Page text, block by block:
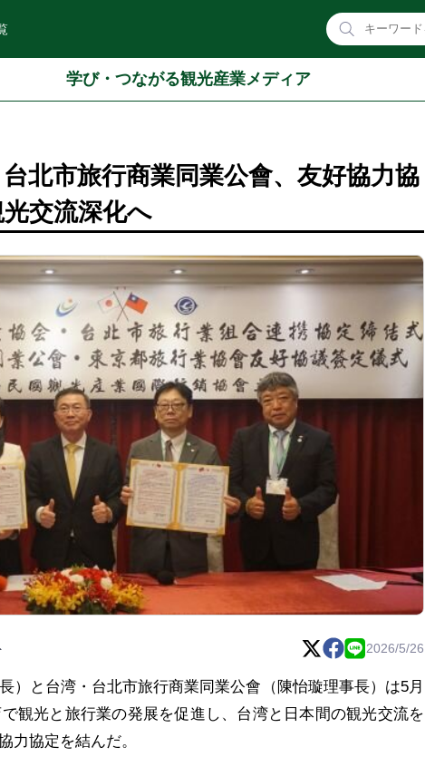
学び・つながる観光産業メディア
北市旅行商業同業公會、友好協力協
交流深化へ
2026/5/26
）と台湾・台北市旅行商業同業公會（陳怡璇理事長）は5月
観光と旅行業の発展を促進し、台湾と日本間の観光交流を
力協定を結んだ。